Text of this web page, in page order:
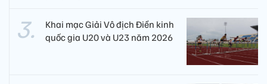
Khai mạc Giải Vô địch Điền kinh
quốc gia U20 và U23 năm 2026